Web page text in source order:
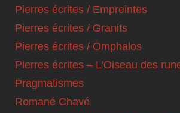
Pierres écrites / Empreintes
Pierres écrites / Granits
Pierres écrites / Omphalos
Pierres écrites – L'Oiseau des
Pragmatismes
Romané Chavé